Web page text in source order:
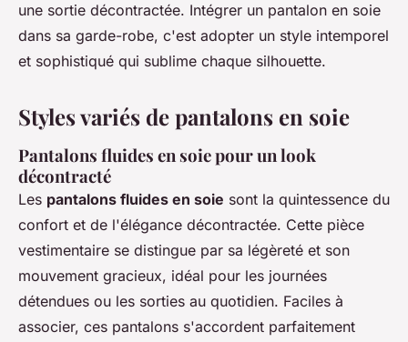
une sortie décontractée. Intégrer un pantalon en soie
dans sa garde-robe, c'est adopter un style intemporel
et sophistiqué qui sublime chaque silhouette.
Styles variés de pantalons en soie
Pantalons fluides en soie pour un look
décontracté
Les pantalons fluides en soie sont la quintessence du
confort et de l'élégance décontractée. Cette pièce
vestimentaire se distingue par sa légèreté et son
mouvement gracieux, idéal pour les journées
détendues ou les sorties au quotidien. Faciles à
associer, ces pantalons s'accordent parfaitement